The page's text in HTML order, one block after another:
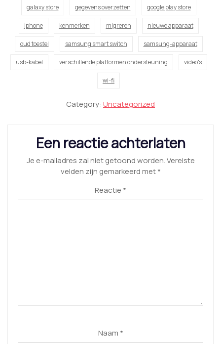
galaxy store gegevens overzetten google play store
iphone kenmerken migreren nieuwe apparaat
oud toestel samsung smart switch samsung-apparaat
usb-kabel verschillende platformen ondersteuning video's
wi-fi
Category: Uncategorized
Een reactie achterlaten
Je e-mailadres zal niet getoond worden.Vereiste
velden zijn gemarkeerd met*
Reactie *
Naam *